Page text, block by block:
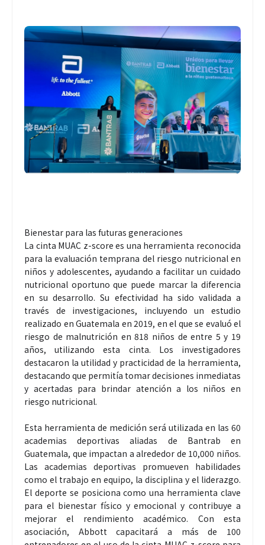
Bienestar para las futuras generaciones
La cinta MUAC z-score es una herramienta reconocida
para la evaluación temprana del riesgo nutricional en
niños y adolescentes, ayudando a facilitar un cuidado
nutricional oportuno que puede marcar la diferencia
en su desarrollo. Su efectividad ha sido validada a
través de investigaciones, incluyendo un estudio
realizado en Guatemala en 2019, en el que se evaluó el
riesgo de malnutrición en 818 niños de entre 5 y 19
años, utilizando esta cinta. Los investigadores
destacaron la utilidad y practicidad de la herramienta,
destacando que permitía tomar decisiones inmediatas
y acertadas para brindar atención a los niños en
riesgo nutricional.
Esta herramienta de medición será utilizada en las 60
academias deportivas aliadas de Bantrab en
Guatemala, que impactan a alrededor de 10,000 niños.
Las academias deportivas promueven habilidades
como el trabajo en equipo, la disciplina y el liderazgo.
El deporte se posiciona como una herramienta clave
para el bienestar físico y emocional y contribuye a
mejorar el rendimiento académico. Con esta
asociación, Abbott capacitará a más de 100